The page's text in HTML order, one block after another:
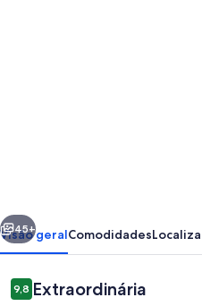
the
Lake
Próximo
45+
Visão geralComodidades
Avaliações
9,89,8 de 10
Extraordinária